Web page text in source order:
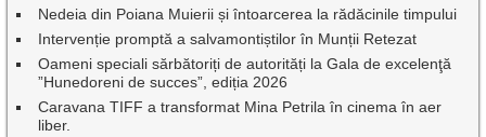
Nedeia din Poiana Muierii și întoarcerea la rădăcinile timpului
Intervenție promptă a salvamontiștilor în Munții Retezat
Oameni speciali sărbătoriți de autorități la Gala de excelenţă
”Hunedoreni de succes”, ediția 2026
Caravana TIFF a transformat Mina Petrila în cinema în aer
liber.